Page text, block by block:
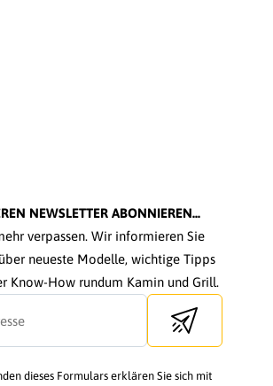
NEWSLETTER ABONNIEREN...
verpassen. Wir informieren Sie
neueste Modelle, wichtige Tipps
Know-How rundum Kamin und Grill.
Send newsletter
dieses Formulars erklären Sie sich mit